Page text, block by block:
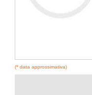
(* data approssimativa)